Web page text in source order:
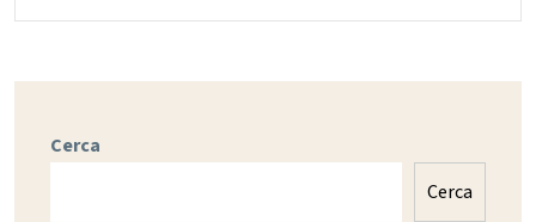
Cerca
Cerca